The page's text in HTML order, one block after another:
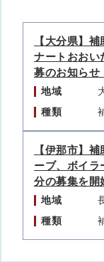
【大分県】
ナートおおい
募のお知ら
地域
種類
【伊那市】
ーブ、ボイラ
分の募集を開
地域
種類